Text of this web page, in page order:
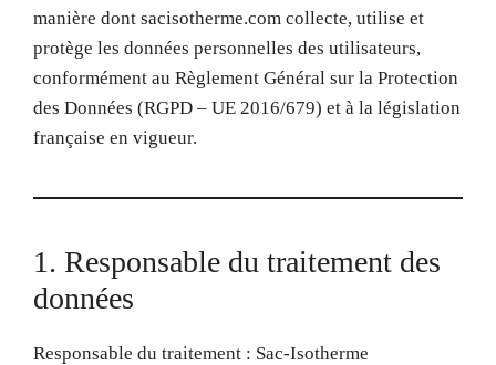
manière dont sacisotherme.com collecte, utilise et
protège les données personnelles des utilisateurs,
conformément au Règlement Général sur la Protection
des Données (RGPD – UE 2016/679) et à la législation
française en vigueur.
1. Responsable du traitement des
données
Responsable du traitement : Sac-Isotherme